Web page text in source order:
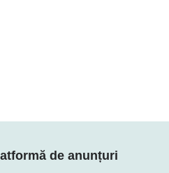
de anunțuri